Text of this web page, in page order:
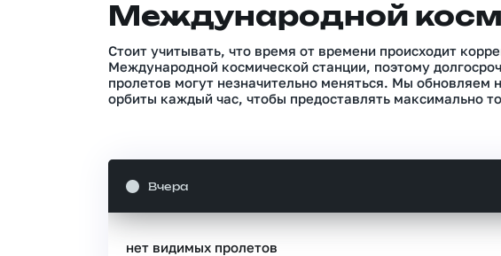
Международной
Стоит учитывать, что время от времени происходит
Международной космической станции, поэтому
пролетов могут незначительно меняться. Мы обновляем
орбиты каждый час, чтобы предоставлять максимально
Вчера
нет видимых пролетов